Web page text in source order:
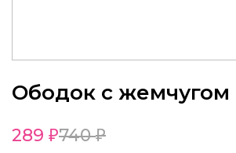
Ободок с жемчугом
289 740